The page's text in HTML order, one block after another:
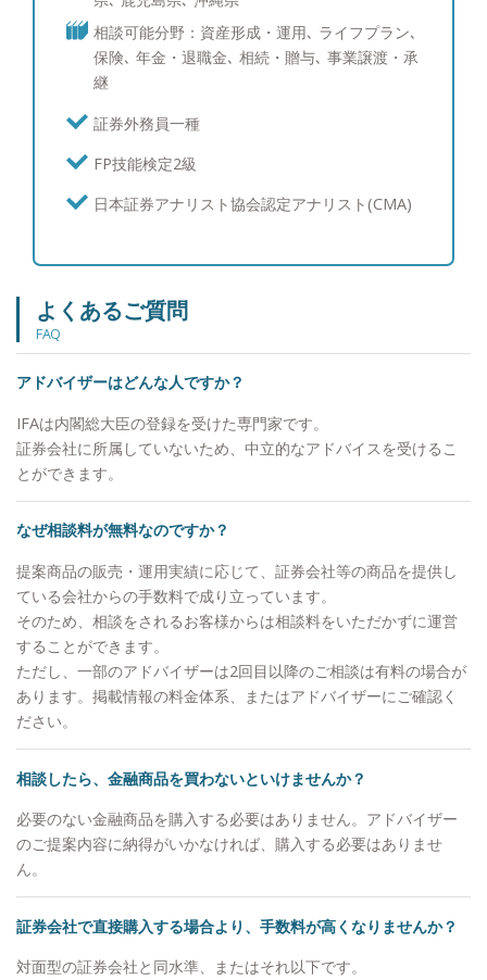
いう機関投資家含めたプロ投資家が愛用する専用情
報端末を使い、サービスをご提供しています。債券
運用のスキルは三菱UFJメリルリンチPB証券時代に
磨かれ、シンガポールへの社費留学経験を活かし、
海外の最新情報を収集しています。現在ポートフォ
討中の方々にも、期待にお応え出来るサービスを提
供させて頂けることと自負しています。 【資産運
用：ポートフォリオ運用について】 富裕層の皆様
多くいただくため、個別株よりも値動きが安定的な
心にご提案を行い、継続的な利息とキャピタルゲイ
ただける運用を行えていることから、「亀井さんに
任せて良かった。」と喜んでいただけることが多い
です。 【資産運用：情報収集への取り組み】 とり
わけ債券投資の情報は一般に公開されていないもの
確認し、個人でブルームバーグ端末を契約して情報
収集に努めています。商品別の過去の値動きやその
要因も分析し、お客様に情報提供を行っています。
【投資教育】 私立大学でライフプランニングを教
えていた経験を通じて、富裕層のお客様のご子息、
ご令嬢に対して投資教育を実施させていただいてお
ります。 【大切にしていること】 「自分が心の底
から思っていること」をお伝えすることです。マー
えします。他社の商品が良いと思えば良いと申し上
げますし、駄目なものはダメと申し上げます。それ
がお客様からの信頼に繋がると思っています。
【自身のマネースタイル】 個別株ですと値動きに
の動きに使ってしまい、もったいないと思っている
ので、基本的に収入のうち余ったお金はETFや他の
阪市 【家族構成】 妻と10歳、8歳の2人の子供がい
相談可能分野：資産形成・運用､ ライフプラン､
保険､ 年金・退職金､ 相続・贈与､ 事業譲渡・承
継
証券外務員一種
FP技能検定2級
日本証券アナリスト協会認定アナリスト(CMA)
よくあるご質問
FAQ
アドバイザーはどんな人ですか？
IFAは内閣総大臣の登録を受けた専門家です。
証券会社に所属していないため、中立的なアドバイスを受けるこ
とができます。
なぜ相談料が無料なのですか？
提案商品の販売・運用実績に応じて、証券会社等の商品を提供し
ている会社からの手数料で成り立っています。
そのため、相談をされるお客様からは相談料をいただかずに運営
することができます。
ただし、一部のアドバイザーは2回目以降のご相談は有料の場合が
あります。掲載情報の料金体系、またはアドバイザーにご確認く
ださい。
相談したら、金融商品を買わないといけませんか？
必要のない金融商品を購入する必要はありません。アドバイザー
のご提案内容に納得がいかなければ、購入する必要はありませ
ん。
証券会社で直接購入する場合より、手数料が高くなりませんか？
対面型の証券会社と同水準、またはそれ以下です。